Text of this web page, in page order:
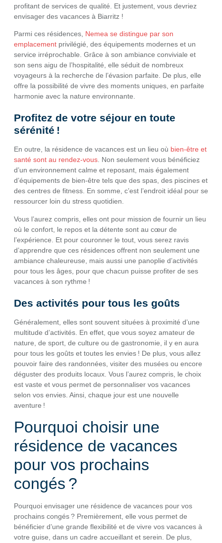
profitant de services de qualité. Et justement, vous devriez
envisager des vacances à Biarritz !
Parmi ces résidences, Nemea se distingue par son
emplacement privilégié, des équipements modernes et un
service irréprochable. Grâce à son ambiance conviviale et
son sens aigu de l’hospitalité, elle séduit de nombreux
voyageurs à la recherche de l’évasion parfaite. De plus, elle
offre la possibilité de vivre des moments uniques, en parfaite
harmonie avec la nature environnante.
Profitez de votre séjour en toute
sérénité !
En outre, la résidence de vacances est un lieu où bien-être et
santé sont au rendez-vous. Non seulement vous bénéficiez
d’un environnement calme et reposant, mais également
d’équipements de bien-être tels que des spas, des piscines et
des centres de fitness. En somme, c’est l’endroit idéal pour se
ressourcer loin du stress quotidien.
Vous l’aurez compris, elles ont pour mission de fournir un lieu
où le confort, le repos et la détente sont au cœur de
l’expérience. Et pour couronner le tout, vous serez ravis
d’apprendre que ces résidences offrent non seulement une
ambiance chaleureuse, mais aussi une panoplie d’activités
pour tous les âges, pour que chacun puisse profiter de ses
vacances à son rythme !
Des activités pour tous les goûts
Généralement, elles sont souvent situées à proximité d’une
multitude d’activités. En effet, que vous soyez amateur de
nature, de sport, de culture ou de gastronomie, il y en aura
pour tous les goûts et toutes les envies ! De plus, vous allez
pouvoir faire des randonnées, visiter des musées ou encore
déguster des produits locaux. Vous l’aurez compris, le choix
est vaste et vous permet de personnaliser vos vacances
selon vos envies. Ainsi, chaque jour est une nouvelle
aventure !
Pourquoi choisir une
résidence de vacances
pour vos prochains
congés ?
Pourquoi envisager une résidence de vacances pour vos
prochains congés ? Premièrement, elle vous permet de
bénéficier d’une grande flexibilité et de vivre vos vacances à
votre guise, dans un cadre accueillant et serein. De plus,